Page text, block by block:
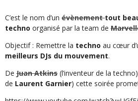
C’est le nom d’un évènementtout
techno organisé par la team de
Objectif : Remettre la techno au cœur
meilleurs DJs du mouvement.
De Juan Atkins (l’inventeur de la
de Laurent Garnier) cette soirée